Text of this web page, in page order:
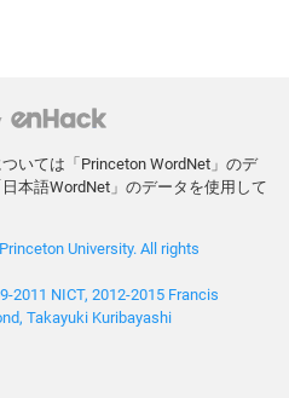
いては「Princeton WordNet」のデ
本語WordNet」のデータを使用して
University. All rights
2011 NICT, 2012-2015 Francis
Takayuki Kuribayashi